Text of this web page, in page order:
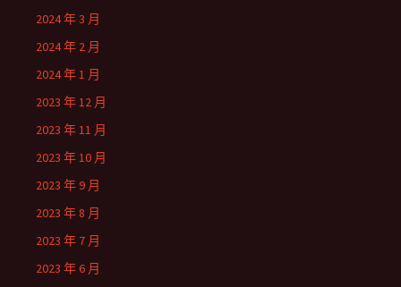
2024 年 3 月
2024 年 2 月
2024 年 1 月
2023 年 12 月
2023 年 11 月
2023 年 10 月
2023 年 9 月
2023 年 8 月
2023 年 7 月
2023 年 6 月